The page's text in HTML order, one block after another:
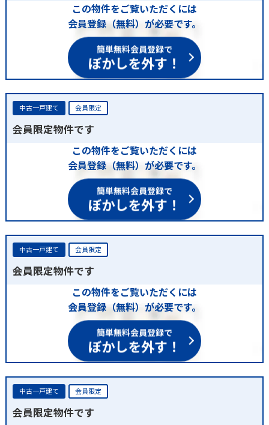
この物件をご覧いただくには
会員登録（無料）が必要です。
簡単無料会員登録で
ぼかしを外す！
中古一戸建て 会員限定
会員限定物件です
この物件をご覧いただくには
会員登録（無料）が必要です。
簡単無料会員登録で
ぼかしを外す！
中古一戸建て 会員限定
会員限定物件です
この物件をご覧いただくには
会員登録（無料）が必要です。
簡単無料会員登録で
ぼかしを外す！
中古一戸建て 会員限定
会員限定物件です